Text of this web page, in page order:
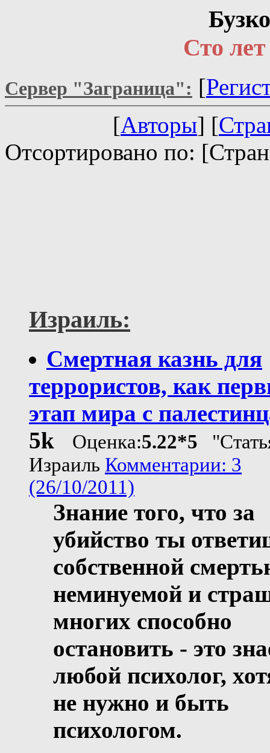
Сто
Сервер "Заграница": [
[Авторы] [
Отсортировано по:
Израиль:
Смертная казнь для
террористов, как
этап мира с
5k
Оценка:5.22*5
Израиль Комментарии: 3
(26/10/2011)
Знание того, что за
убийство ты
собственной
неминуемой и
многих способно
остановить - это
любой психолог,
не нужно и быть
психологом.